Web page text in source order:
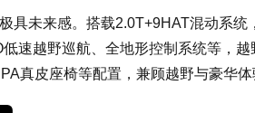
具未来感。搭载2.0T+9HAT混动系统
速越野巡航、全地形控制系统等，越
真皮座椅等配置，兼顾越野与豪华体